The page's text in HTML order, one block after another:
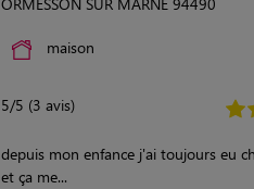
maison
5/5 (3 avis)
depuis mon enfance j'ai toujours eu
et ça me...